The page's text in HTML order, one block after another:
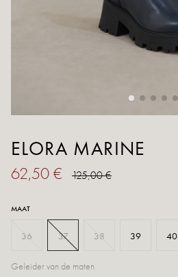
ELORA MARINE
62,50 € 125,00 €
MAAT
36 37 38 39 40
Geleider van de maten